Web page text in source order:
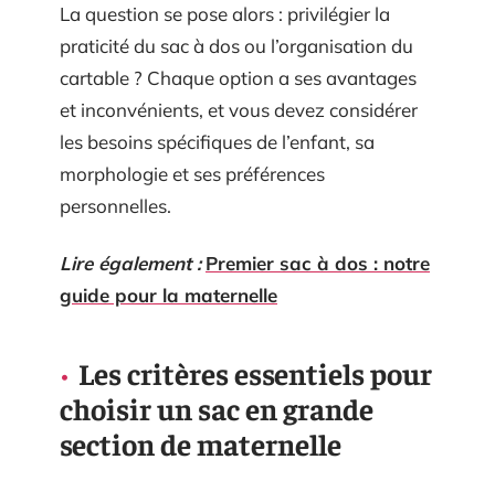
La question se pose alors : privilégier la
praticité du sac à dos ou l’organisation du
cartable ? Chaque option a ses avantages
et inconvénients, et vous devez considérer
les besoins spécifiques de l’enfant, sa
morphologie et ses préférences
personnelles.
Lire également : Premier sac à dos : notre
guide pour la maternelle
Les critères essentiels pour
choisir un sac en grande
section de maternelle